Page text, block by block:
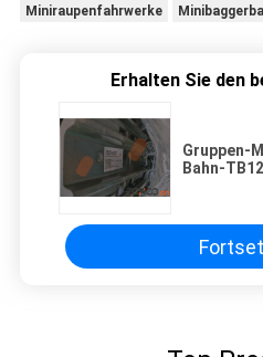
Miniraupenfahrwerke
Erhalten Sie den
Gruppen-
Bahn-